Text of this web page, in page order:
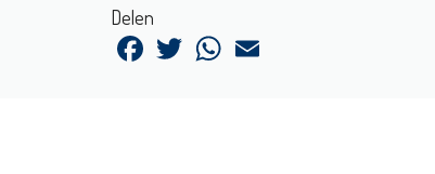
Delen
FacebookTwitterWhatsApp